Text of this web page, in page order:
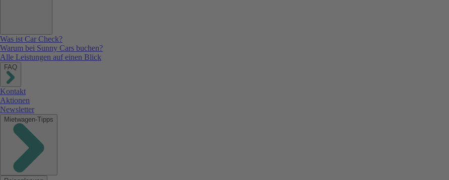
Was ist Car Check?
Warum bei Sunny Cars buchen?
Alle Leistungen auf einen Blick
FAQ
Kontakt
Aktionen
Newsletter
Mietwagen-Tipps